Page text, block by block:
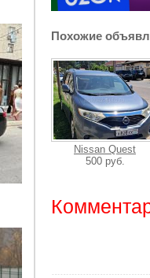
Похожие
Nissan Quest
500 руб.